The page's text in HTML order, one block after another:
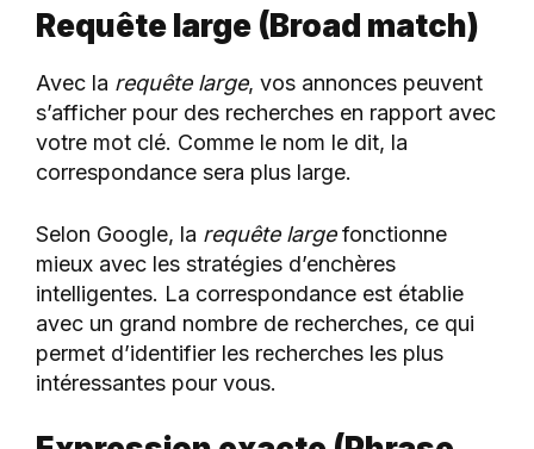
Requête large (Broad match)
Avec la requête large, vos annonces peuvent
s’afficher pour des recherches en rapport avec
votre mot clé. Comme le nom le dit, la
correspondance sera plus large.
Selon Google, la requête largefonctionne
mieux avec les stratégies d’enchères
intelligentes. La correspondance est établie
avec un grand nombre de recherches, ce qui
permet d’identifier les recherches les plus
intéressantes pour vous.